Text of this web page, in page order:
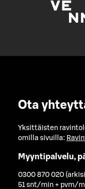
Ota
Yksittäisten
omilla sivuilla:
Myyntipalvelu,
0300 870 020
51 snt/min + pvm/